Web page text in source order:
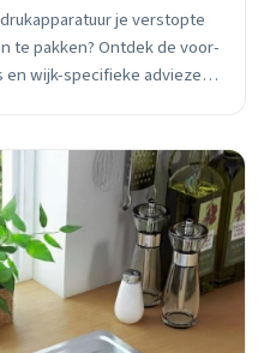
je verstopte
te pakken? Ontdek de voor-
en wijk-specifieke adviezen